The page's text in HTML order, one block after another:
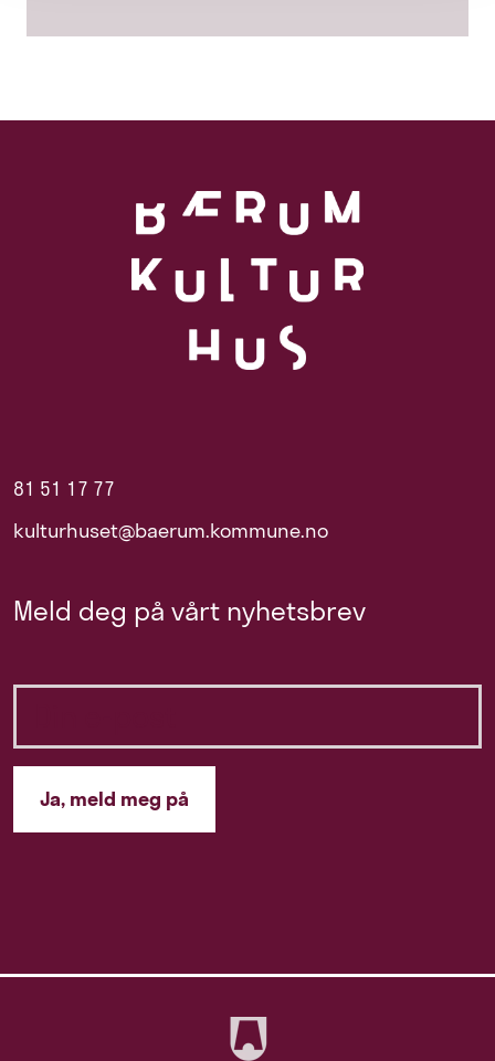
81 51 17 77
kulturhuset@baerum.kommune.no
Meld deg på vårt nyhetsbrev